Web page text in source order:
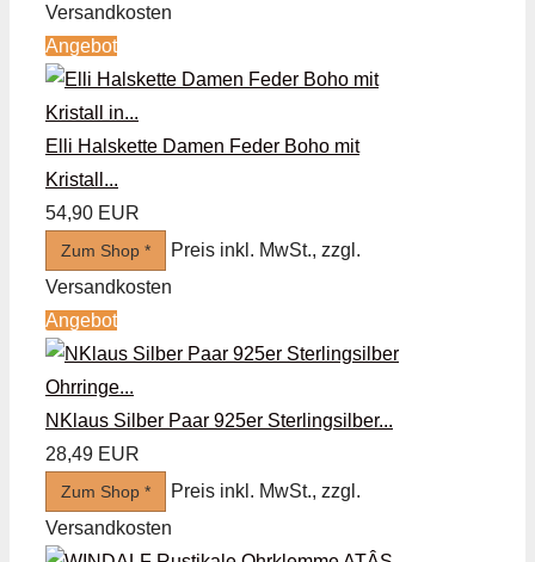
Versandkosten
Angebot
Elli Halskette Damen Feder Boho mit
Kristall...
54,90 EUR
Zum Shop *
Preis inkl. MwSt., zzgl.
Versandkosten
Angebot
NKlaus Silber Paar 925er Sterlingsilber...
28,49 EUR
Zum Shop *
Preis inkl. MwSt., zzgl.
Versandkosten